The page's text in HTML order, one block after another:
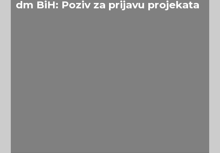
dm BiH: Poziv za prijavu projekata